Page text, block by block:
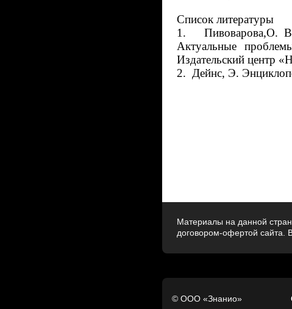
Список литературы
1.
Пивоварова,О.
Актуальные
Издательский центр
2.
Дейнс, Э.
Материалы на данной
договором-офертой сайта.
© ООО «Знанио»